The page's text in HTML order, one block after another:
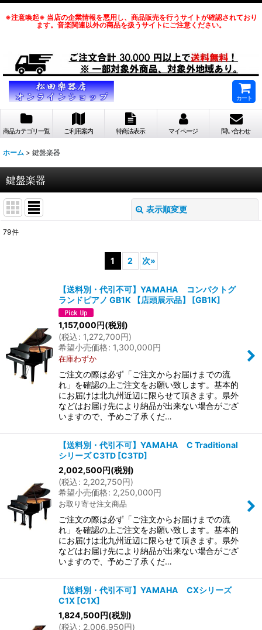
※注意喚起※ 当店の企業情報を悪用し、商品販売を行うサイトが確認されており
ます。音楽関連以外の商品を扱うサイトにご注意ください。
カート
商品カテゴリ一覧 ご利用案内 特商法表示 マイページ 問い合わせ
ホーム > 鍵盤楽器
鍵盤楽器
表示順変更
絞り込む
79件
1 2 次»
【送料別・代引不可】YAMAHA コンパクトグ
ランドピアノ GB1K 【店頭展示品】
[GB1K]
1,157,000 円(税別)
(税込: 1,272,700円)
希望小売価格: 1,300,000円
在庫わずか
ご注文の際は必ず「ご注文からお届けまでの流
れ」を確認の上ご注文をお願い致します。基本的
にお届けは北九州近辺に限らせて頂きます。県外
などはお届け先により納品が出来ない場合がござ
いますので、予めご了承くだ…
【送料別・代引不可】YAMAHA C Traditional
シリーズ C3TD [C3TD]
2,002,500 円(税別)
(税込: 2,202,750円)
希望小売価格: 2,250,000円
お取り寄せ注文商品
ご注文の際は必ず「ご注文からお届けまでの流
れ」を確認の上ご注文をお願い致します。基本的
にお届けは北九州近辺に限らせて頂きます。県外
などはお届け先により納品が出来ない場合がござ
いますので、予めご了承くだ…
【送料別・代引不可】YAMAHA CXシリーズ
C1X [C1X]
1,824,500 円(税別)
(税込: 2,006,950円)